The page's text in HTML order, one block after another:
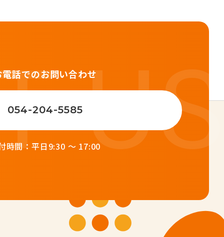
電話でのお問い合わせ
054-204-5585
時間：平日9:30 ～ 17:00